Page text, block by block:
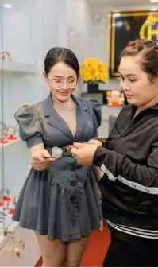
KHÁCH ĐÃ TIN
NHẬP KHẨU và
HỒ CHÍNH HÃNG.
KHÁCH ĐÃ TIN TƯỞNG
NHẬP KHẨU và
HỒ CHÍNH HÃNG.